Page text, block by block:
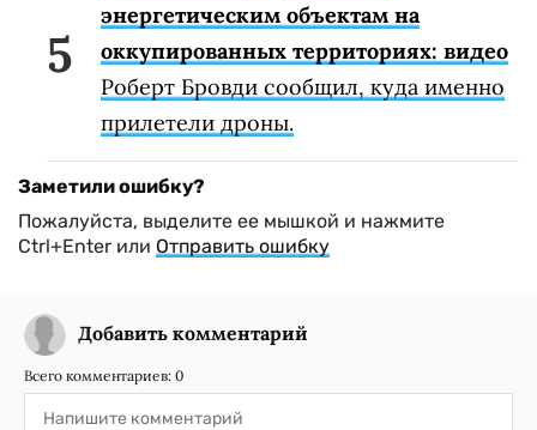
энергетическим объектам на
оккупированных территориях: видео
Роберт Бровди сообщил, куда именно
прилетели дроны.
Заметили ошибку?
Пожалуйста, выделите ее мышкой и нажмите
Ctrl+Enter или Отправить ошибку
Добавить комментарий
Всего комментариев: 0